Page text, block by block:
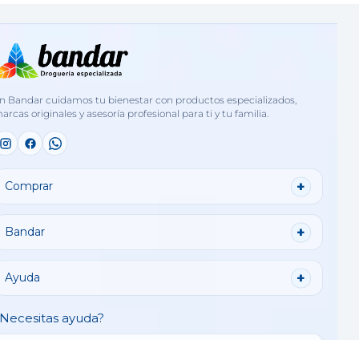
Bandar cuidamos tu bienestar con productos especializados,
originales y asesoría profesional para ti y tu familia.
Comprar
Bandar
Ayuda
ayuda?